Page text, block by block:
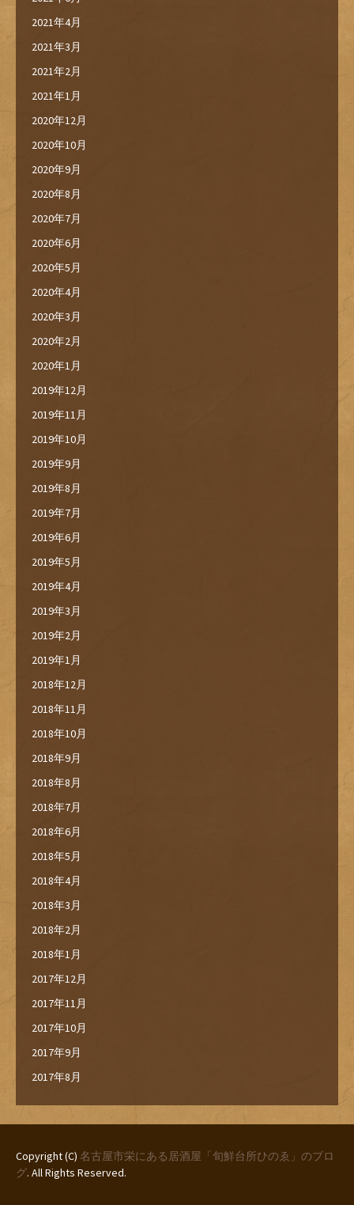
2021年4月
2021年3月
2021年2月
2021年1月
2020年12月
2020年10月
2020年9月
2020年8月
2020年7月
2020年6月
2020年5月
2020年4月
2020年3月
2020年2月
2020年1月
2019年12月
2019年11月
2019年10月
2019年9月
2019年8月
2019年7月
2019年6月
2019年5月
2019年4月
2019年3月
2019年2月
2019年1月
2018年12月
2018年11月
2018年10月
2018年9月
2018年8月
2018年7月
2018年6月
2018年5月
2018年4月
2018年3月
2018年2月
2018年1月
2017年12月
2017年11月
2017年10月
2017年9月
2017年8月
Copyright (C) 名古屋市栄にある居酒屋「旬鮮台所ひのゑ」のブロ
グ. All Rights Reserved.